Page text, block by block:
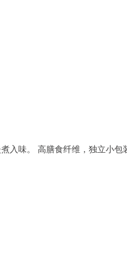
入味。 高膳食纤维，独立小包